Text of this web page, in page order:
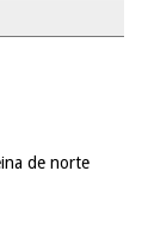
de norte